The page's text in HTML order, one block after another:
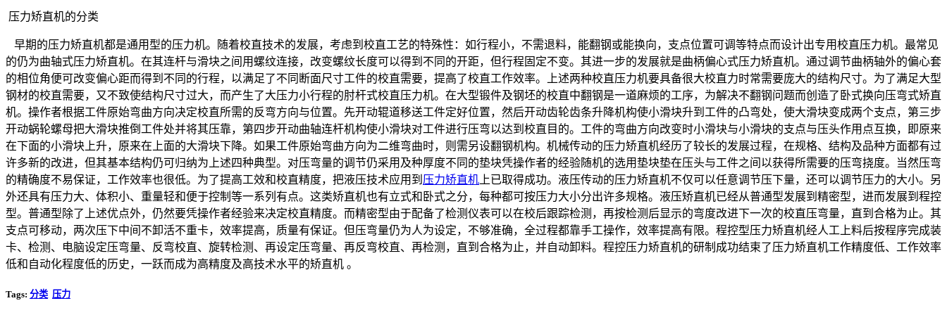
压力矫直机的分类
早期的压力矫直机都是通用型的压力机。随着校直技术的发展，考虑到校直工艺的特殊性：如行程小，不需退料，能翻钢或能换向，支点位置可调等特点而设计出专用校直压力机。最常见
的仍为曲轴式压力矫直机。在其连杆与滑块之间用螺纹连接，改变螺纹长度可以得到不同的开距，但行程固定不变。其进一步的发展就是曲柄偏心式压力矫直机。通过调节曲柄轴外的偏心套
的相位角便可改变偏心距而得到不同的行程，以满足了不同断面尺寸工件的校直需要，提高了校直工作效率。上述两种校直压力机要具备很大校直力时常需要庞大的结构尺寸。为了满足大型
钢材的校直需要，又不致使结构尺寸过大，而产生了大压力小行程的肘杆式校直压力机。在大型锻件及钢坯的校直中翻钢是一道麻烦的工序，为解决不翻钢问题而创造了卧式换向压弯式矫直
机。操作者根据工件原始弯曲方向决定校直所需的反弯方向与位置。先开动辊道移送工件定好位置，然后开动齿轮齿条升降机构使小滑块升到工件的凸弯处，使大滑块变成两个支点，第三步
开动蜗轮螺母把大滑块推倒工件处并将其压靠，第四步开动曲轴连杆机构使小滑块对工件进行压弯以达到校直目的。工件的弯曲方向改变时小滑块与小滑块的支点与压头作用点互换，即原来
在下面的小滑块上升，原来在上面的大滑块下降。如果工件原始弯曲方向为二维弯曲时，则需另设翻钢机构。机械传动的压力矫直机经历了较长的发展过程，在规格、结构及品种方面都有过
许多新的改进，但其基本结构仍可归纳为上述四种典型。对压弯量的调节仍采用及种厚度不同的垫块凭操作者的经验随机的选用垫块垫在压头与工件之间以获得所需要的压弯挠度。当然压弯
的精确度不易保证，工作效率也很低。为了提高工效和校直精度，把液压技术应用到 压力矫直机 上已取得成功。液压传动的压力矫直机不仅可以任意调节压下量，还可以调节压力的大小。另
外还具有压力大、体积小、重量轻和便于控制等一系列有点。这类矫直机也有立式和卧式之分，每种都可按压力大小分出许多规格。液压矫直机已经从普通型发展到精密型，进而发展到程控
型。普通型除了上述优点外，仍然要凭操作者经验来决定校直精度。而精密型由于配备了检测仪表可以在校后跟踪检测，再按检测后显示的弯度改进下一次的校直压弯量，直到合格为止。其
支点可移动，两次压下中间不卸活不重卡，效率提高，质量有保证。但压弯量仍为人为设定，不够准确，全过程都靠手工操作，效率提高有限。程控型压力矫直机经人工上料后按程序完成装
卡、检测、电脑设定压弯量、反弯校直、旋转检测、再设定压弯量、再反弯校直、再检测，直到合格为止，并自动卸料。程控压力矫直机的研制成功结束了压力矫直机工作精度低、工作效率
低和自动化程度低的历史，一跃而成为高精度及高技术水平的矫直机 。
Tags: 分类 压力